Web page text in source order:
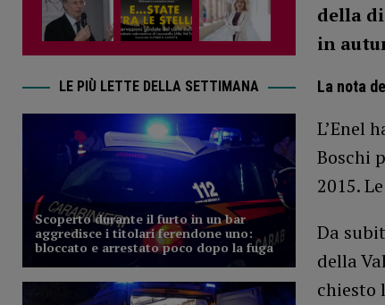
della
in
La nota
L’Enel
Boschi
2015.
Da
della
chiesto
LE PIÙ LETTE DELLA SETTIMANA